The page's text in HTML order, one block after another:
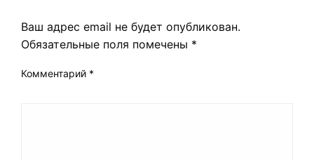
Ваш адрес email не будет опубликован.
Обязательные поля помечены *
Комментарий *